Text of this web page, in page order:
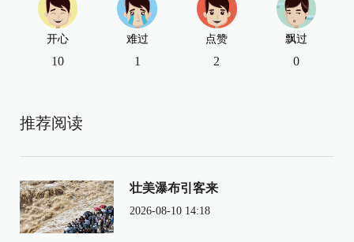
开心
10
难过
1
点赞
2
飘过
0
推荐阅读
壮美瀑布引客来
2026-08-10 14:18